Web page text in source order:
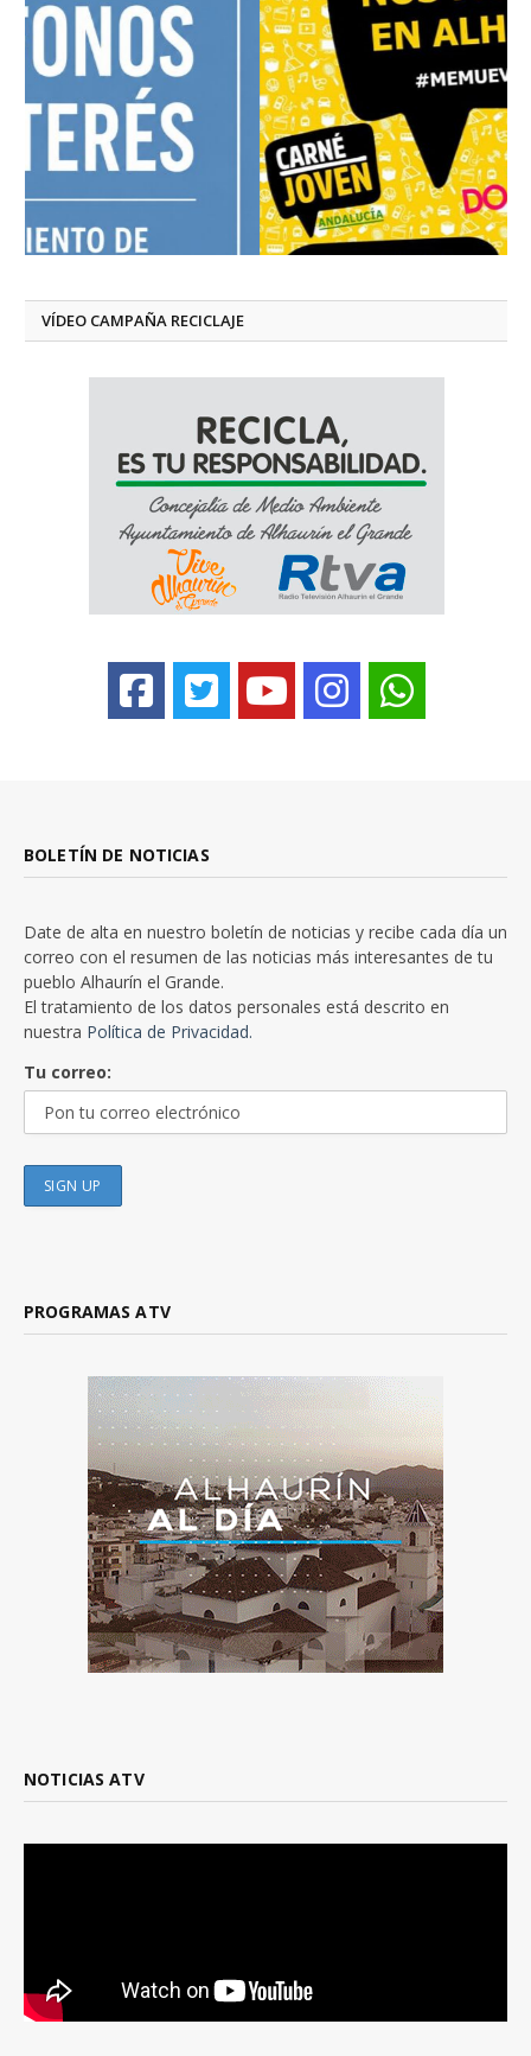
VÍDEO CAMPAÑA RECICLAJE
BOLETÍN DE NOTICIAS
Date de alta en nuestro boletín de noticias y recibe cada día un
correo con el resumen de las noticias más interesantes de tu
pueblo Alhaurín el Grande.
El tratamiento de los datos personales está descrito en
nuestra Política de Privacidad.
Tu correo:
PROGRAMAS ATV
NOTICIAS ATV